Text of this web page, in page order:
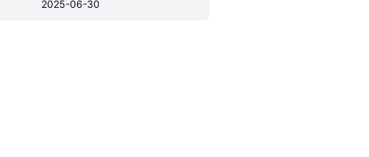
2025-06-30